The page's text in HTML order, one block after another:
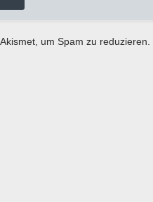
um Spam zu reduzieren.